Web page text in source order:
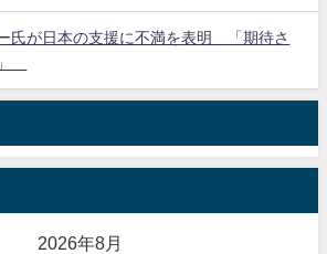
氏が日本の支援に不満を表明 「期待さ
」
2026年8月